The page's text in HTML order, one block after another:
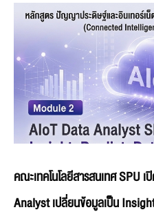
คณะเทคโนโลยีสารสนเทศ SPU
Analyst เปลี่ยนข้อมูลเป็น